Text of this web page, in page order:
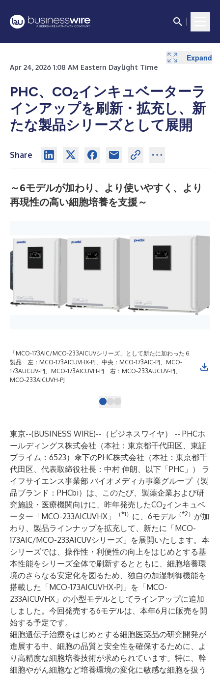
Apr 24, 2026 1:08 AM Eastern Daylight Time
PHC、CO2インキュベーターラ
インアップを刷新・拡充し、新
たな製品シリーズとして展開
Share
～6モデルが加わり、より使いやすく、より
再現性の高い細胞培養を支援～
「MCO-173AIC/MCO-233AICUVシリーズ」として新たに加わった６
製品 左：MCO-173AICUVHX-PJ、中央：MCO-173AIC-PJ、MCO-
173AUCUV-PJ、MCO-173AICUVH-PJ 右：MCO-233AUCUV-PJ、
MCO-233AICUVH-PJ
東京--(BUSINESS WIRE)-- （ビジネスワイヤ） -- PHCホ
ールディングス株式会社（本社：東京都千代田区、東証
プライム：6523）傘下のPHC株式会社（本社：東京都千
代田区、代表取締役社長：中村 伸朗、以下「PHC」） ラ
イフサイエンス事業部 バイオメディカ事業グループ（製
品ブランド：PHCbi）は、このたび、製薬企業および研
究施設・医療機関向けに、昨年発売したCO2インキュベ
ーター「MCO-233AICUVHX」
（*1） に、6モデル （*2） が加
わり、製品ラインナップを拡充して、新たに「MCO-
173AIC/MCO-233AICUVシリーズ」を展開いたします。本
シリーズでは、操作性・利便性の向上をはじめとする基
本性能をシリーズ全体で刷新するとともに、細胞培養環
境のさらなる安定化を図るため、独自の加湿制御機能を
搭載した「MCO-173AICUVHX-PJ」を「MCO-
233AICUVHX」の小型モデルとしてラインアップに追加
しました。今回発売する6モデルは、本年6月に販売を開
始する予定です。
細胞遺伝子治療をはじめとする細胞医薬品の研究開発が
進展する中、細胞の品質と安全性を確保するために、よ
り高精度な細胞培養技術が求められています。特に、幹
細胞やがん細胞など培養環境の変化に敏感な細胞を扱う
Expand